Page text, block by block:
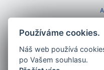
Používáme cookies.
Náš web používá
po Vašem souhlasu.